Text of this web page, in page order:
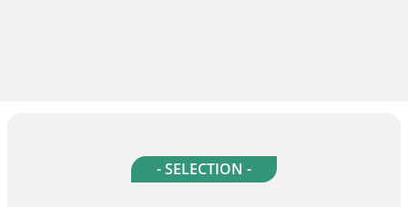
- SELECTION -